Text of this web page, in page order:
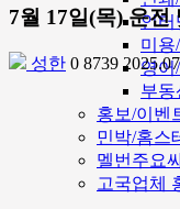
인터
미용
영어
부동
홍보/이벤
민박/홈스
멜번주요
고국업체
7월 17일(목) 운
성한 0 8739